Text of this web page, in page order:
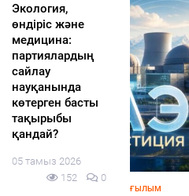
Экология,
өндіріс және
медицина:
партиялардың
сайлау
науқанында
көтерген басты
тақырыбы
қандай?
05 тамыз 2026
152
0
ҒЫЛЫМ